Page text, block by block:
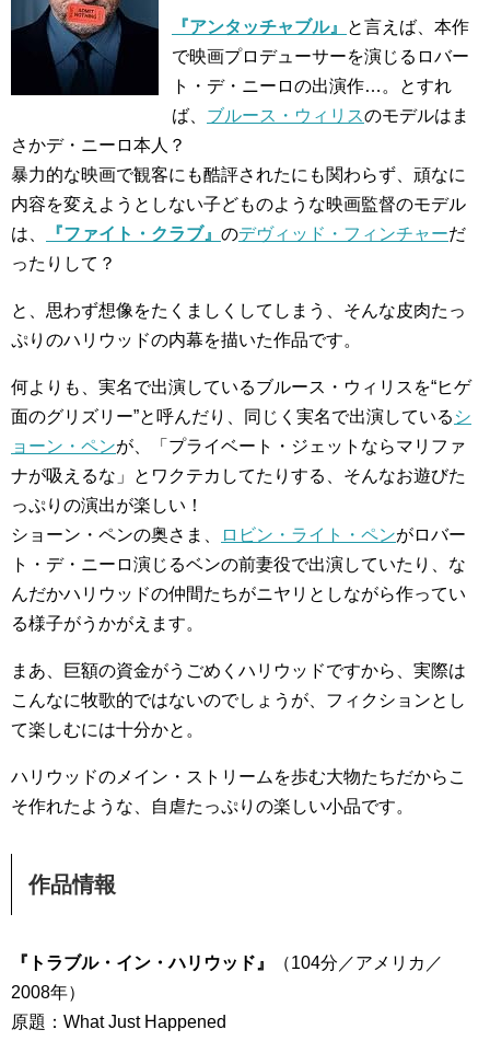
『アンタッチャブル』
と言えば、本作
で映画プロデューサーを演じるロバー
ト・デ・ニーロの出演作…。とすれ
ば、 ブルース・ウィリスのモデルはま
さかデ・ニーロ本人？
暴力的な映画で観客にも酷評されたにも関わらず、頑なに
内容を変えようとしない子どものような映画監督のモデル
は、
『ファイト・クラブ』 のデヴィッド・フィンチャーだ
ったりして？
と、思わず想像をたくましくしてしまう、そんな皮肉たっ
ぷりのハリウッドの内幕を描いた作品です。
何よりも、実名で出演しているブルース・ウィリスを“ヒゲ
面のグリズリー”と呼んだり、同じく実名で出演している シ
ョーン・ペンが、「プライベート・ジェットならマリファ
ナが吸えるな」とワクテカしてたりする、そんなお遊びた
っぷりの演出が楽しい！
ショーン・ペンの奥さま、
ロビン・ライト・ペンがロバー
ト・デ・ニーロ演じるベンの前妻役で出演していたり、な
んだかハリウッドの仲間たちがニヤリとしながら作ってい
る様子がうかがえます。
まあ、巨額の資金がうごめくハリウッドですから、実際は
こんなに牧歌的ではないのでしょうが、フィクションとし
て楽しむには十分かと。
ハリウッドのメイン・ストリームを歩む大物たちだからこ
そ作れたような、自虐たっぷりの楽しい小品です。
作品情報
『トラブル・イン・ハリウッド』
（104分／アメリカ／
2008年）
原題：What Just Happened